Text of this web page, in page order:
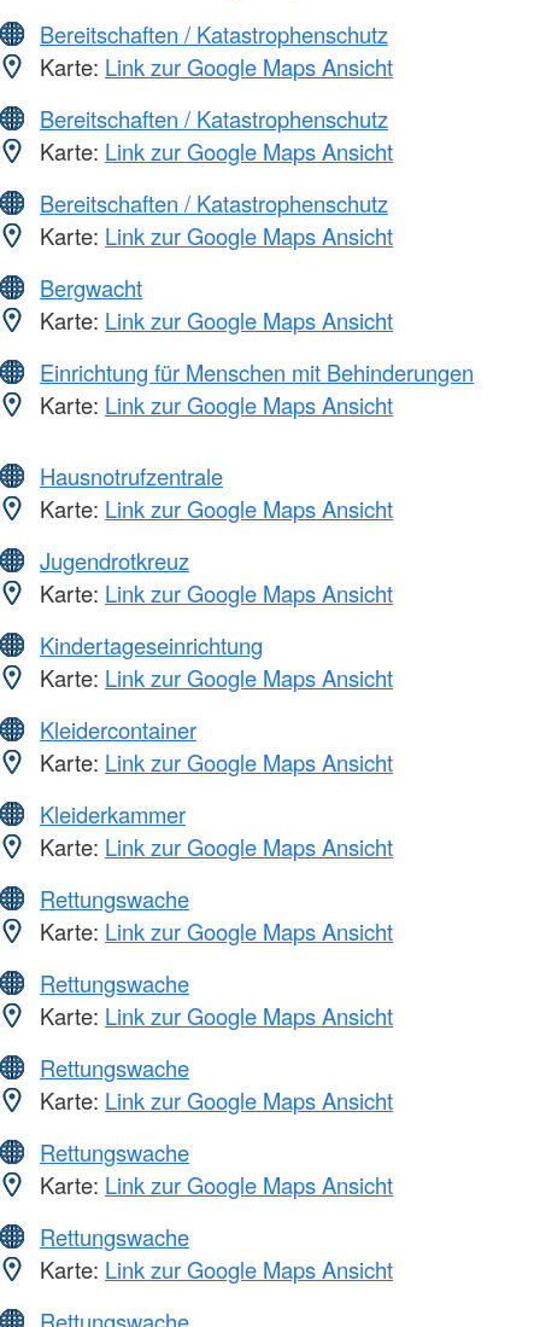
Bereitschaften / Katastrophenschutz
Karte: Link zur Google Maps Ansicht
Bereitschaften / Katastrophenschutz
Karte: Link zur Google Maps Ansicht
Bereitschaften / Katastrophenschutz
Karte: Link zur Google Maps Ansicht
Bergwacht
Karte: Link zur Google Maps Ansicht
Einrichtung für Menschen mit Behinderungen
Karte: Link zur Google Maps Ansicht
Hausnotrufzentrale
Karte: Link zur Google Maps Ansicht
Jugendrotkreuz
Karte: Link zur Google Maps Ansicht
Kindertageseinrichtung
Karte: Link zur Google Maps Ansicht
Kleidercontainer
Karte: Link zur Google Maps Ansicht
Kleiderkammer
Karte: Link zur Google Maps Ansicht
Rettungswache
Karte: Link zur Google Maps Ansicht
Rettungswache
Karte: Link zur Google Maps Ansicht
Rettungswache
Karte: Link zur Google Maps Ansicht
Rettungswache
Karte: Link zur Google Maps Ansicht
Rettungswache
Karte: Link zur Google Maps Ansicht